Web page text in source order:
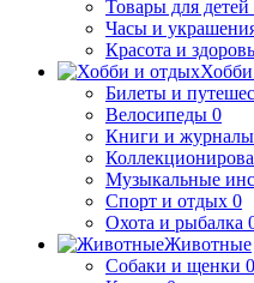
Товары для
Часы и
Красота и
Билеты и
Велосипеды 0
Книги и журналы
Музыкальные
Спорт и отдых 0
Охота и рыбалка
Животные
Собаки и щенки 0